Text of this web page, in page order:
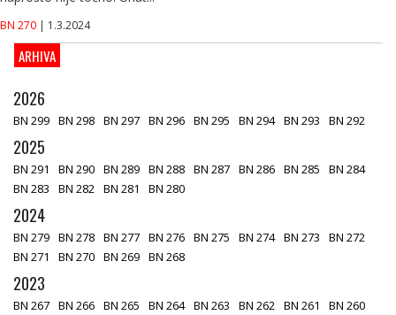
BN 270 | 1.3.2024
ARHIVA
2026
BN 299 BN 298 BN 297 BN 296 BN 295 BN 294 BN 293 BN 292
2025
BN 291 BN 290 BN 289 BN 288 BN 287 BN 286 BN 285
BN 284
BN 283
BN 282 BN 281 BN 280
2024
BN 279 BN 278 BN 277 BN 276 BN 275 BN 274 BN 273
BN 272
BN 271
BN 270 BN 269 BN 268
2023
BN 267 BN 266 BN 265 BN 264 BN 263 BN 262 BN 261
BN 260